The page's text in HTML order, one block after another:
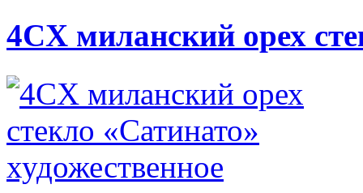
4CХ миланский орех